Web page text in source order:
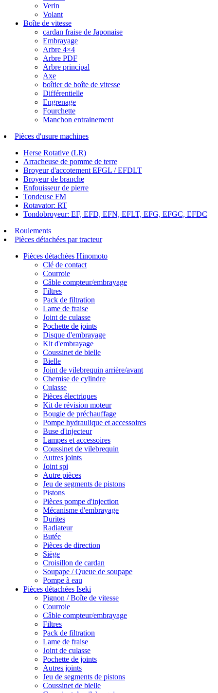
Verin
Volant
Boîte de vitesse
cardan fraise de Japonaise
Embrayage
Arbre 4×4
Arbre PDF
Arbre principal
Axe
boîtier de boîte de vitesse
Différentielle
Engrenage
Fourchette
Manchon entrainement
Pièces d'usure machines
Herse Rotative (LR)
Arracheuse de pomme de terre
Broyeur d'accotement EFGL / EFDLT
Broyeur de branche
Enfouisseur de pierre
Tondeuse FM
Rotavator: RT
Tondobroyeur: EF, EFD, EFN, EFLT, EFG, EFGC, EFDC
Roulements
Pièces détachées par tracteur
Pièces détachées Hinomoto
Clé de contact
Courroie
Câble compteur/embrayage
Filtres
Pack de filtration
Lame de fraise
Joint de culasse
Pochette de joints
Disque d'embrayage
Kit d'embrayage
Coussinet de bielle
Bielle
Joint de vilebrequin arrière/avant
Chemise de cylindre
Culasse
Pièces électriques
Kit de révision moteur
Bougie de préchauffage
Pompe hydraulique et accessoires
Buse d'injecteur
Lampes et accessoires
Coussinet de vilebrequin
Autres joints
Joint spi
Autre pièces
Jeu de segments de pistons
Pistons
Pièces pompe d'injection
Mécanisme d'embrayage
Durites
Radiateur
Butée
Pièces de direction
Siège
Croisillon de cardan
Soupape / Queue de soupape
Pompe à eau
Pièces détachées Iseki
Pignon / Boîte de vitesse
Courroie
Câble compteur/embrayage
Filtres
Pack de filtration
Lame de fraise
Joint de culasse
Pochette de joints
Autres joints
Jeu de segments de pistons
Coussinet de bielle